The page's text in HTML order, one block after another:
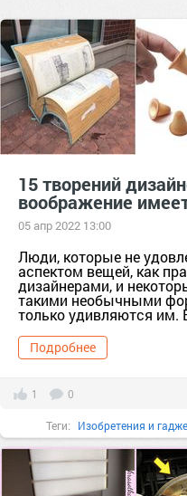
15 творений
воображение
05 апр 2022 13:00
Люди, которые не
аспектом вещей, как
дизайнерами, и
такими необычными
только удивляются им.
Подробнее
1 0
Теги: Изобретения и